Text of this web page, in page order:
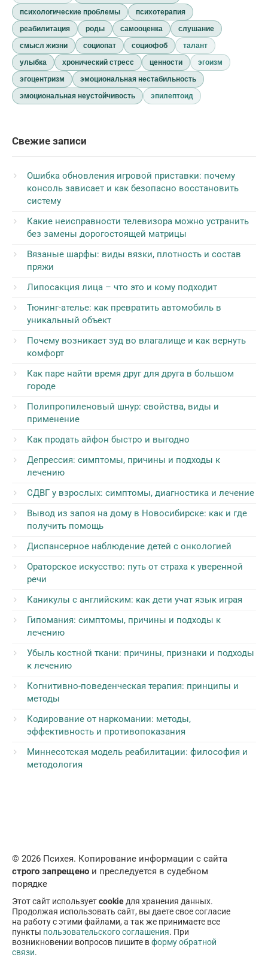
психологические проблемы
психотерапия
реабилитация
роды самооценка
слушание
смысл жизни
социопат социофоб
талант
улыбка
хронический стресс ценности
эгоизм
эгоцентризм
эмоциональная нестабильность
эмоциональная неустойчивость
эпилептоид
Свежие записи
Ошибка обновления игровой приставки: почему
консоль зависает и как безопасно восстановить
систему
Какие неисправности телевизора можно устранить
без замены дорогостоящей матрицы
Вязаные шарфы: виды вязки, плотность и состав
пряжи
Липосакция лица – что это и кому подходит
Тюнинг-ателье: как превратить автомобиль в
уникальный объект
Почему возникает зуд во влагалище и как вернуть
комфорт
Как паре найти время друг для друга в большом
городе
Полипропиленовый шнур: свойства, виды и
применение
Как продать айфон быстро и выгодно
Депрессия: симптомы, причины и подходы к
лечению
СДВГ у взрослых: симптомы, диагностика и лечение
Вывод из запоя на дому в Новосибирске: как и где
получить помощь
Диспансерное наблюдение детей с онкологией
Ораторское искусство: путь от страха к уверенной
речи
Каникулы с английским: как дети учат язык играя
Гипомания: симптомы, причины и подходы к
лечению
Убыль костной ткани: причины, признаки и подходы
к лечению
Когнитивно-поведенческая терапия: принципы и
методы
Кодирование от наркомании: методы,
эффективность и противопоказания
Миннесотская модель реабилитации: философия и
методология
© 2026 Психея. Копирование информации с сайта
строго запрещено и преследуется в судебном
порядке
Этот сайт используетcookie для хранения данных.
Продолжая использовать сайт, вы даете свое согласие
на работу с этими файлами, а так же принимаете все
пункты пользовательского соглашения. При
возникновении вопросов пишите вформу обратной
связи.